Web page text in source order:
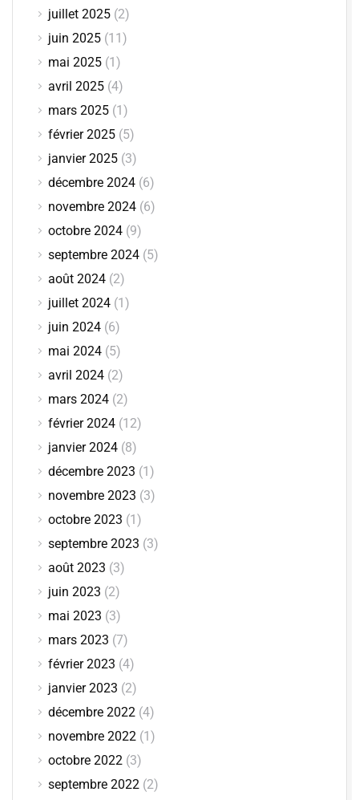
juillet 2025 (2)
juin 2025 (11)
mai 2025 (1)
avril 2025 (4)
mars 2025 (1)
février 2025 (5)
janvier 2025 (3)
décembre 2024 (6)
novembre 2024 (6)
octobre 2024 (9)
septembre 2024 (5)
août 2024 (2)
juillet 2024 (1)
juin 2024 (6)
mai 2024 (5)
avril 2024 (2)
mars 2024 (2)
février 2024 (12)
janvier 2024 (8)
décembre 2023 (1)
novembre 2023 (3)
octobre 2023 (1)
septembre 2023 (3)
août 2023 (3)
juin 2023 (2)
mai 2023 (3)
mars 2023 (7)
février 2023 (4)
janvier 2023 (2)
décembre 2022 (4)
novembre 2022 (1)
octobre 2022 (3)
septembre 2022 (2)